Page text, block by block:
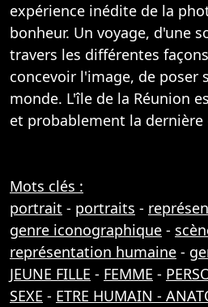
expérience inédite de la
bonheur. Un voyage, d'une
travers les différentes
concevoir l'image, de poser
monde. L'île de la Réunion
et probablement la dernière
Mots clés :
portrait - portraits -
genre iconographique -
représentation humaine -
JEUNE FILLE - FEMME -
SEXE - ETRE HUMAIN -